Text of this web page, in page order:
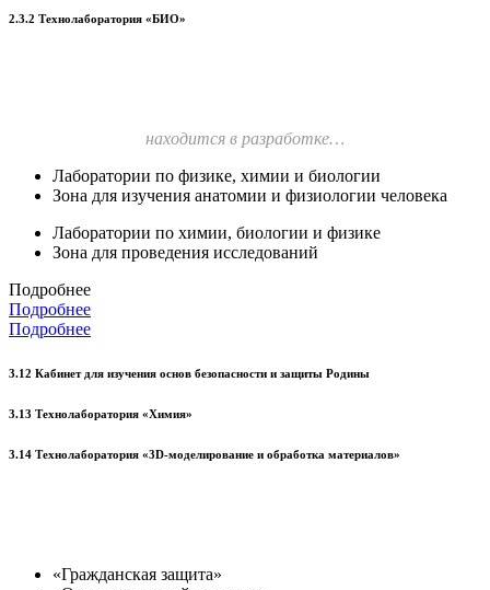
2.3.2 Технолаборатория «БИО»
находится в разработке…
Лаборатории по физике, химии и биологии
Зона для изучения анатомии и физиологии человека
Лаборатории по химии, биологии и физике
Зона для проведения исследований
Подробнее
Подробнее
Подробнее
3.12 Кабинет для изучения основ безопасности и защиты Родины
3.13 Технолаборатория «Химия»
3.14 Технолаборатория «3D-моделирование и обработка материалов»
«Гражданская защита»